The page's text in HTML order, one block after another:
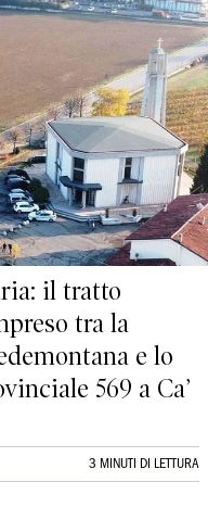
il tratto
tra la
e lo
569 a Ca’
3 MINUTI DI LETTURA